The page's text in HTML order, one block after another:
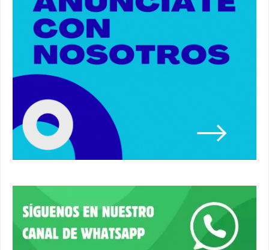
Premio de Medio Ambiente para el CEIP San
Mateo. #alcaladeguadaira #premios #colegio
03:01
Paseo de caballos. #alcaladeguadaira #ferias
#caballos
Un autobús ha golpeado a otro en el recinto
ferial. #accidente #alcaladeguadaira #ferias
Primer premio de casetas 2026.
#alcaladeguadaira #ferias